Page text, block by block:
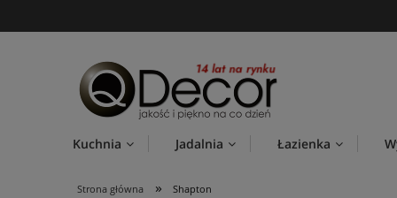
Kuchnia Jadalnia Łazienka
Strona główna » Shapton